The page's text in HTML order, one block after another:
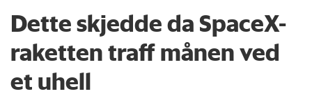
Dette skjedde da SpaceX-
raketten traff månen ved
et uhell